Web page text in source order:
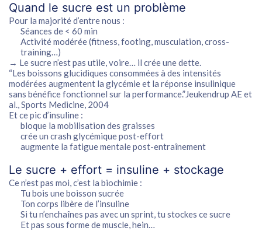
Quand le sucre est un problème
Pour la majorité d’entre nous :
Séances de < 60 min
Activité modérée (fitness, footing, musculation, cross-
training…)
→ Le sucre n’est pas utile, voire… il crée une dette.
“Les boissons glucidiques consommées à des intensités
modérées augmentent la glycémie et la réponse insulinique
sans bénéfice fonctionnel sur la performance.”Jeukendrup AE et
al.,Sports Medicine, 2004
Et ce pic d’insuline :
bloque la mobilisation des graisses
crée un crash glycémique post-effort
augmente la fatigue mentale post-entraînement
Le sucre + effort = insuline + stockage
Ce n’est pas moi, c’est la biochimie :
Tu bois une boisson sucrée
Ton corps libère de l’insuline
Si tu n’enchaînes pas avec un sprint, tu stockes ce sucre
Etpas sous forme de muscle, hein…